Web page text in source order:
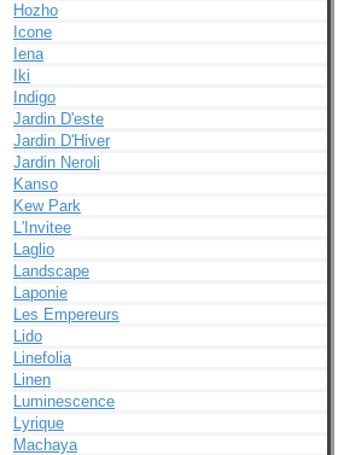
Hozho
Icone
Iena
Iki
Indigo
Jardin D'este
Jardin D'Hiver
Jardin Neroli
Kanso
Kew Park
L'Invitee
Laglio
Landscape
Laponie
Les Empereurs
Lido
Linefolia
Linen
Luminescence
Lyrique
Machaya